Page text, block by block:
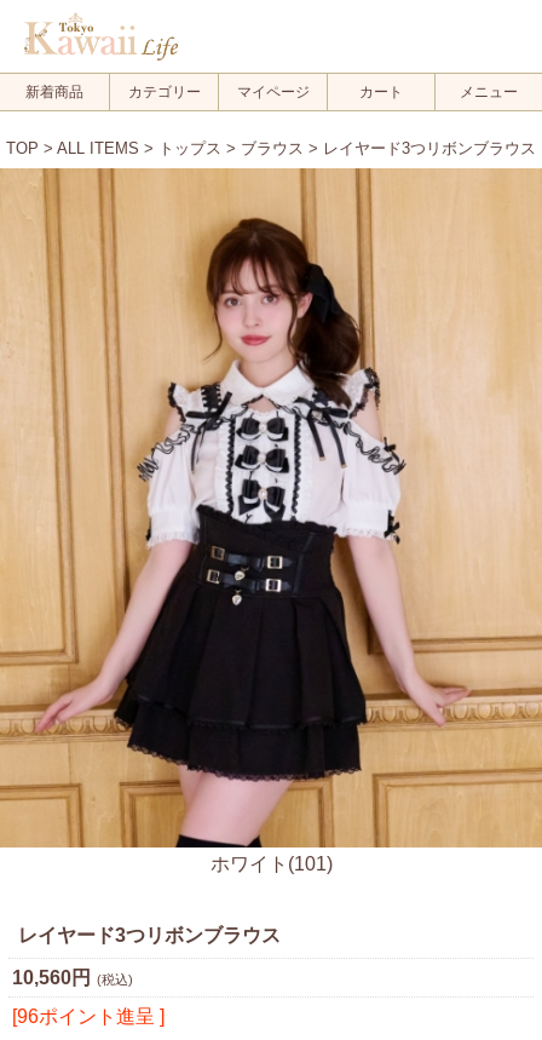
新着商品 カテゴリー マイページ カート メニュー
TOP > ALL ITEMS > トップス > ブラウス > レイヤード3つリボンブラウス
ホワイト(101)
レイヤード3つリボンブラウス
10,560円 (税込)
[96ポイント進呈 ]